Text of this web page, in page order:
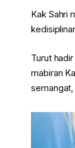
Kak Sahri
Turut
mabiran